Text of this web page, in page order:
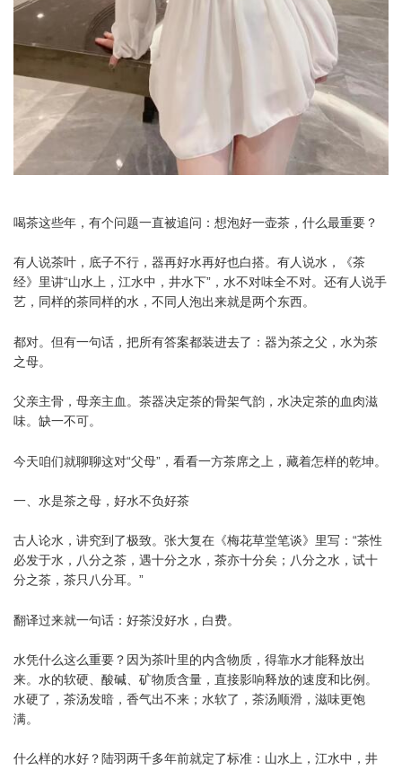
喝茶这些年，有个问题一直被追问：想泡好一壶茶，什么最重要？
有人说茶叶，底子不行，器再好水再好也白搭。有人说水，《茶
经》里讲“山水上，江水中，井水下”，水不对味全不对。还有人说手
艺，同样的茶同样的水，不同人泡出来就是两个东西。
都对。但有一句话，把所有答案都装进去了：器为茶之父，水为茶
之母。
父亲主骨，母亲主血。茶器决定茶的骨架气韵，水决定茶的血肉滋
味。缺一不可。
今天咱们就聊聊这对“父母”，看看一方茶席之上，藏着怎样的乾坤。
一、水是茶之母，好水不负好茶
古人论水，讲究到了极致。张大复在《梅花草堂笔谈》里写：“茶性
必发于水，八分之茶，遇十分之水，茶亦十分矣；八分之水，试十
分之茶，茶只八分耳。”
翻译过来就一句话：好茶没好水，白费。
水凭什么这么重要？因为茶叶里的内含物质，得靠水才能释放出
来。水的软硬、酸碱、矿物质含量，直接影响释放的速度和比例。
水硬了，茶汤发暗，香气出不来；水软了，茶汤顺滑，滋味更饱
满。
什么样的水好？陆羽两千多年前就定了标准：山水上，江水中，井